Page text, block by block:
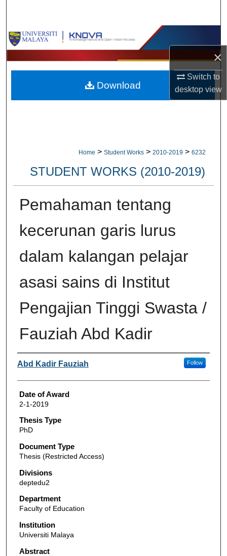
×
Switch to
desktopview
Browse Collections
My Account
About
Home > Student Works > 2010-2019 > 6232
STUDENT WORKS (2010-2019)
Pemahaman tentang
kecerunan garis lurus
dalam kalangan pelajar
asasi sains di Institut
Pengajian Tinggi Swasta /
Fauziah Abd Kadir
Author
Abd Kadir Fauziah Follow
Date of Award
2-1-2019
Thesis Type
PhD
Document Type
Thesis (Restricted Access)
Divisions
deptedu2
Department
Faculty of Education
Institution
Universiti Malaya
Abstract
Download